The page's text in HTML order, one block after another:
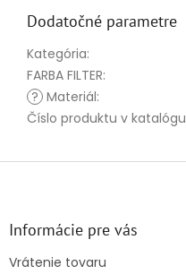
Dodatočné parametre
Kategória:
FARBA FILTER:
? Materiál:
Číslo produktu v katalógu
Informácie pre vás
Vrátenie tovaru